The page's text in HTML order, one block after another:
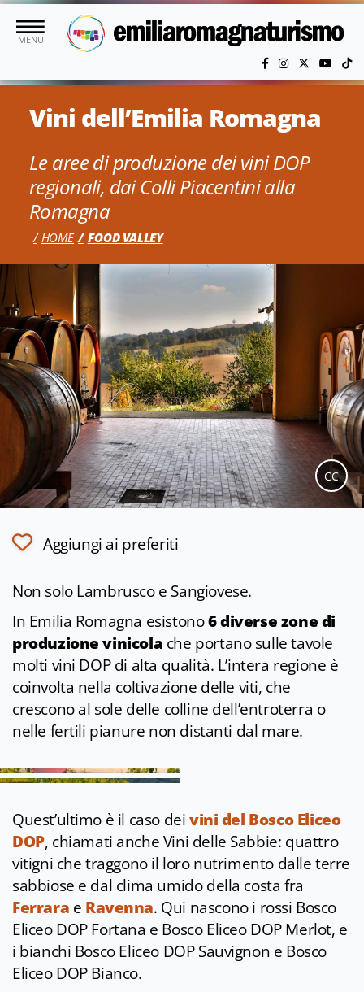
Vai al contenuto principale
MENU
Vini dell’Emilia Romagna
Le aree di produzione dei vini DOP
regionali, dai Colli Piacentini alla
Romagna
HOME FOOD VALLEY
CC
Aggiungi ai preferiti
Non solo Lambrusco e Sangiovese.
In Emilia Romagna esistono6 diverse zone di
produzione vinicola che portano sulle tavole
molti vini DOP di alta qualità. L’intera regione è
coinvolta nella coltivazione delle viti, che
crescono al sole delle colline dell’entroterra o
nelle fertili pianure non distanti dal mare.
Quest’ultimo è il caso deivini del Bosco Eliceo
DOP, chiamati anche Vini delle Sabbie: quattro
vitigni che traggono il loro nutrimento dalle terre
sabbiose e dal clima umido della costa fra
Ferrara e Ravenna. Qui nascono i rossi Bosco
Eliceo DOP Fortana e Bosco Eliceo DOP Merlot, e
i bianchi Bosco Eliceo DOP Sauvignon e Bosco
Eliceo DOP Bianco.